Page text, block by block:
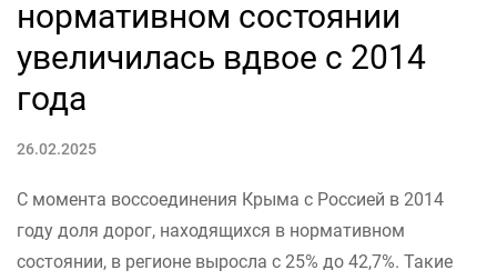
нормативном состоянии
увеличилась вдвое с 2014
года
26.02.2025
С момента воссоединения Крыма с Россией в 2014
году доля дорог, находящихся в нормативном
состоянии, в регионе выросла с 25% до 42,7%. Такие